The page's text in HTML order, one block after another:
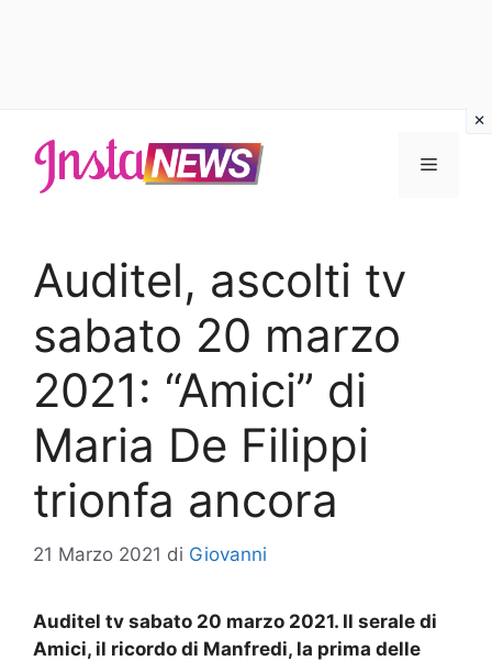
contenuto
Menu
Auditel, ascolti tv
sabato 20 marzo
2021: “Amici” di
Maria De Filippi
trionfa ancora
21 Marzo 2021 di Giovanni
Auditel tv sabato 20 marzo 2021. Il serale di
Amici, il ricordo di Manfredi, la prima delle